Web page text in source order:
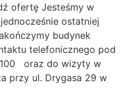
ofertę Jesteśmy w
ostatniej
budynek
telefonicznego pod
100 oraz do wizyty w
przy ul. Drygasa 29 w